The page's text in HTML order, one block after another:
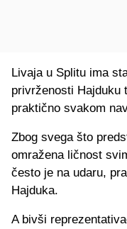
Livaja u Splitu ima
privrženosti Hajduku
praktično svakom
Zbog svega što
omražena ličnost
često je na udaru,
Hajduka.
A bivši